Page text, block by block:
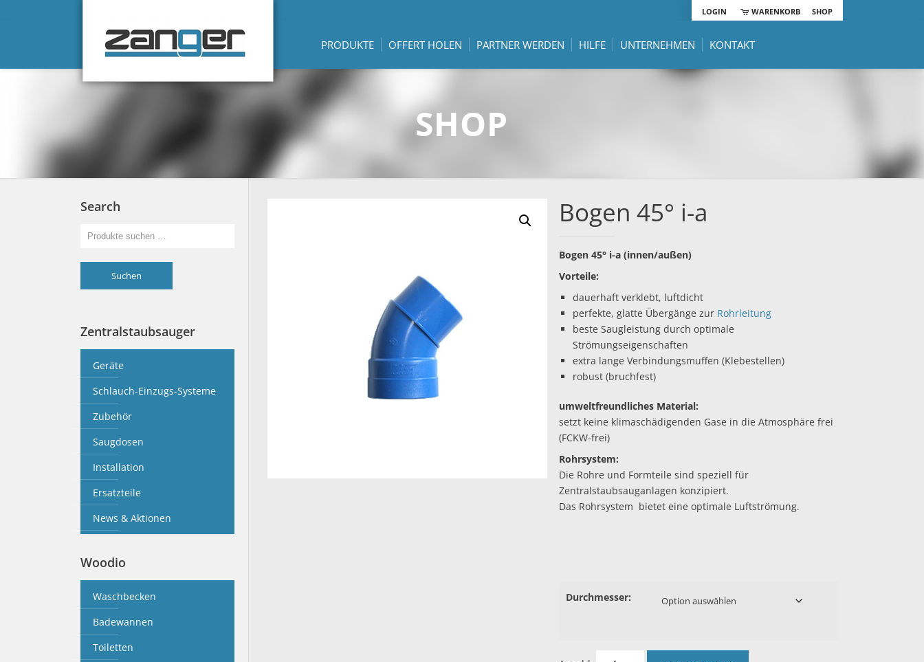
LOGIN WARENKORB SHOP
PRODUKTE OFFERT HOLEN PARTNER WERDEN HILFE UNTERNEHMEN KONTAKT
SHOP
Bogen 45° i-a
Bogen 45° i-a (innen/außen)
Vorteile:
dauerhaft verklebt, luftdicht
perfekte, glatte Übergänge zur Rohrleitung
beste Saugleistung durch optimale
Strömungseigenschaften
extra lange Verbindungsmuffen (Klebestellen)
robust (bruchfest)
umweltfreundliches Material:
setzt keine klimaschädigenden Gase in die Atmosphäre frei
(FCKW-frei)
Rohrsystem:
Die Rohre und Formteile sind speziell für
Zentralstaubsauganlagen konzipiert.
Das Rohrsystem bietet eine optimale Luftströmung.
Durchmesser:
Search
Suchen
Zentralstaubsauger
Geräte
Schlauch-Einzugs-Systeme
Zubehör
Saugdosen
Installation
Ersatzteile
News & Aktionen
Woodio
Waschbecken
Badewannen
Toiletten